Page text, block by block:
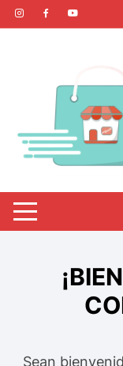
Sean